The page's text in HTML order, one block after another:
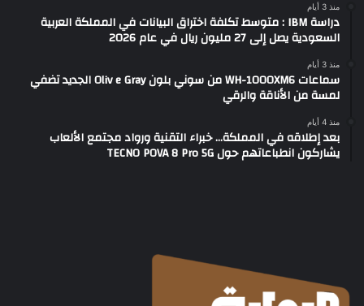
منذ 3 أيام
دراسة IBM : متوسط تكلفة اختراق البيانات في المملكة العربية
السعودية يصل إلى 27 مليون ريال في عام 2026
منذ 3 أيام
سماعات WH-1000XM6 من سوني بلون Oliv e Gray الجديد تضفي
لمسة من الأناقة والرقي
منذ 4 أيام
بعد إطلاقه في المملكة… خبراء التقنية ورواد مجتمع الألعاب
يشاركون انطباعاتهم حول TECNO POVA 8 Pro 5G